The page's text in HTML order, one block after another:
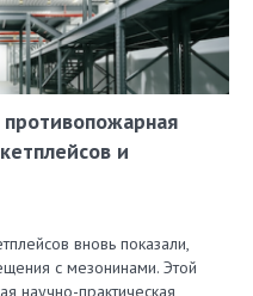
и
вновь показали,
с мезонинами. Этой
научно-практическая